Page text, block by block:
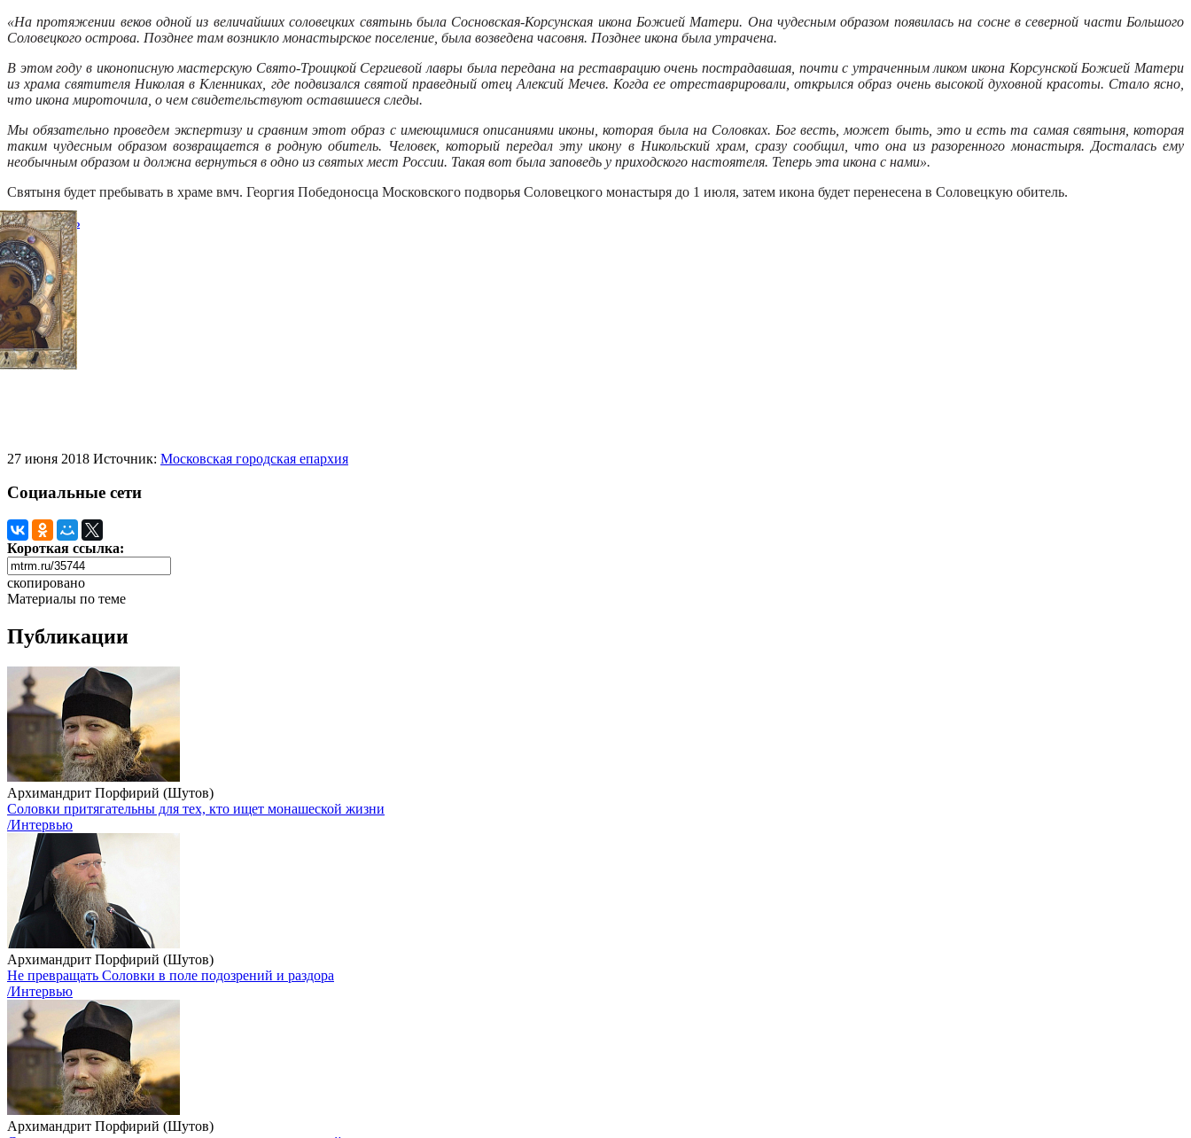
«На протяжении веков одной из величайших соловецких святынь была Сосновская-Корсунская икона Божией Матери. Она чудесным образом появилась на сосне в северной части Большого
Соловецкого острова. Позднее там возникло монастырское поселение, была возведена часовня. Позднее икона была утрачена.
В этом году в иконописную мастерскую Свято-Троицкой Сергиевой лавры была передана на реставрацию очень пострадавшая, почти с утраченным ликом икона Корсунской Божией Матери
из храма святителя Николая в Кленниках, где подвизался святой праведный отец Алексий Мечев. Когда ее отреставрировали, открылся образ очень высокой духовной красоты. Стало ясно,
что икона мироточила, о чем свидетельствуют оставшиеся следы.
Мы обязательно проведем экспертизу и сравним этот образ с имеющимися описаниями иконы, которая была на Соловках. Бог весть, может быть, это и есть та самая святыня, которая
таким чудесным образом возвращается в родную обитель. Человек, который передал эту икону в Никольский храм, сразу сообщил, что она из разоренного монастыря. Досталась ему
необычным образом и должна вернуться в одно из святых мест России. Такая вот была заповедь у приходского настоятеля. Теперь эта икона с нами».
Святыня будет пребывать в храме вмч. Георгия Победоносца Московского подворья Соловецкого монастыря до 1 июля, затем икона будет перенесена в Соловецкую обитель.
Распечатать
Фото
27 июня 2018 Источник: Московская городская епархия
Социальные сети
Короткая ссылка:
скопировано
Материалы по теме
Публикации
Архимандрит Порфирий (Шутов)
Соловки притягательны для тех, кто ищет монашеской жизни
/Интервью
Архимандрит Порфирий (Шутов)
Не превращать Соловки в поле подозрений и раздора
/Интервью
Архимандрит Порфирий (Шутов)